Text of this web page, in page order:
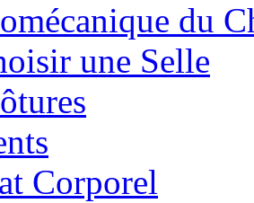
du
une Selle
Corporel